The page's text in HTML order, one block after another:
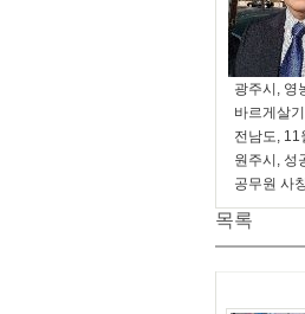
광주시, 영
바르게살
전남도, 11
원주시, 성
공무원 사
목록